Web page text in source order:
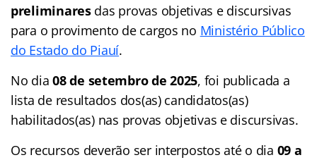
preliminaresdas provas objetivas e discursivas
para o provimento de cargos no Ministério Público
do Estado do Piauí.
No dia08 de setembro de 2025, foi publicada a
lista de resultados dos(as) candidatos(as)
habilitados(as) nas provas objetivas e discursivas.
Os recursos deverão ser interpostos até o dia 09 a